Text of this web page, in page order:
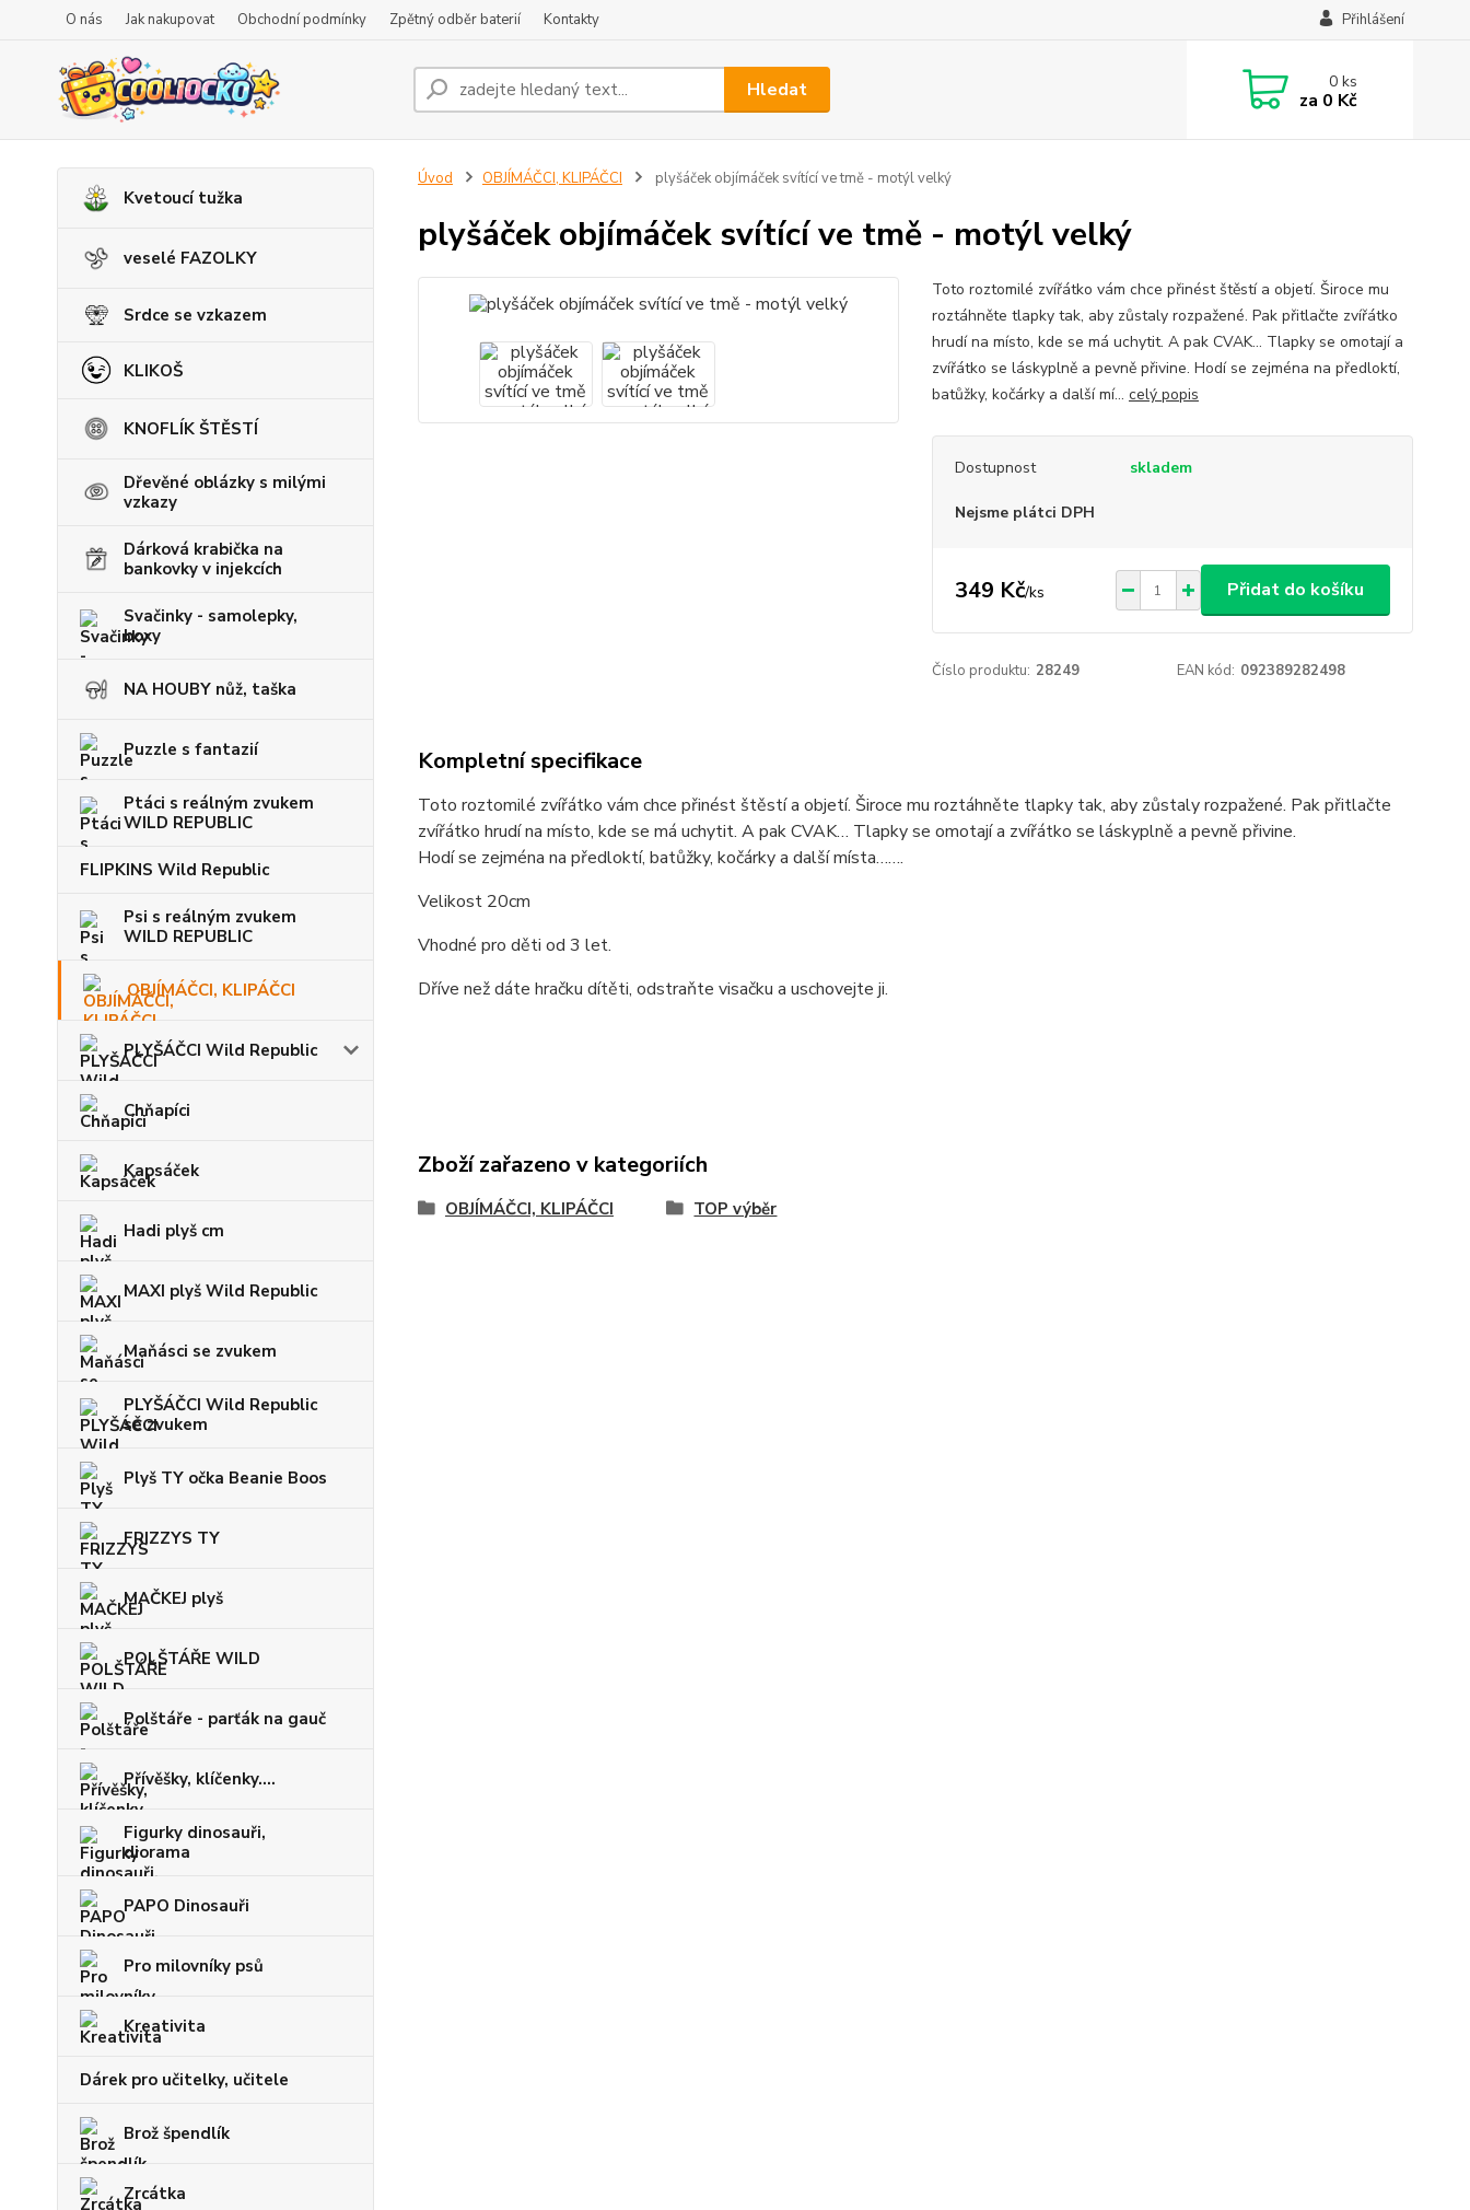
O nás Jak nakupovat Obchodní podmínky Zpětný odběr baterií Kontakty Přihlášení
Hledat 0ks
za 0 Kč
Kvetoucí tužka
veselé FAZOLKY
Srdce se vzkazem
KLIKOŠ
KNOFLÍK ŠTĚSTÍ
Dřevěné oblázky s milými
vzkazy
Dárková krabička na
bankovky v injekcích
Svačinky - samolepky,
boxy
NA HOUBY nůž, taška
Puzzle s fantazií
Ptáci s reálným zvukem
WILD REPUBLIC
FLIPKINS Wild Republic
Psi s reálným zvukem
WILD REPUBLIC
OBJÍMÁČCI, KLIPÁČCI
PLYŠÁČCI Wild Republic
Chňapíci
Kapsáček
Hadi plyš cm
MAXI plyš Wild Republic
Maňásci se zvukem
PLYŠÁČCI Wild Republic
se zvukem
Plyš TY očka Beanie Boos
FRIZZYS TY
MAČKEJ plyš
POLŠTÁŘE WILD
Polštáře - parťák na gauč
Přívěšky, klíčenky....
Figurky dinosauři,
diorama
PAPO Dinosauři
Pro milovníky psů
Kreativita
Dárek pro učitelky, učitele
Brož špendlík
Zrcátka
Úvod OBJÍMÁČCI, KLIPÁČCI plyšáček objímáček svítící ve tmě - motýl velký
plyšáček objímáček svítící ve tmě - motýl velký
Toto roztomilé zvířátko vám chce přinést štěstí a objetí. Široce mu
roztáhněte tlapky tak, aby zůstaly rozpažené. Pak přitlačte zvířátko
hrudí na místo, kde se má uchytit. A pak CVAK… Tlapky se omotají a
zvířátko se láskyplně a pevně přivine. Hodí se zejména na předloktí,
batůžky, kočárky a další mí... celý popis
Dostupnost skladem
Nejsme plátci DPH
349 Kč/ks Přidat do košíku
Číslo produktu: 28249 EAN kód: 092389282498
Kompletní specifikace
Toto roztomilé zvířátko vám chce přinést štěstí a objetí. Široce mu roztáhněte tlapky tak, aby zůstaly rozpažené. Pak přitlačte
zvířátko hrudí na místo, kde se má uchytit. A pak CVAK… Tlapky se omotají a zvířátko se láskyplně a pevně přivine.
Hodí se zejména na předloktí, batůžky, kočárky a další místa…….
Velikost 20cm
Vhodné pro děti od 3 let.
Dříve než dáte hračku dítěti, odstraňte visačku a uschovejte ji.
Zboží zařazeno v kategoriích
OBJÍMÁČCI, KLIPÁČCI TOP výběr